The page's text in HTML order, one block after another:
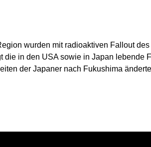
wurden mit radioaktiven Fallout
in den USA sowie in Japan
der Japaner nach Fukushima